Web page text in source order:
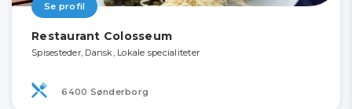
Se profil
Restaurant Colosseum
Spisesteder, Dansk, Lokale specialiteter
6400 Sønderborg